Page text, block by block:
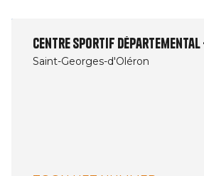
Centre sportif départemental
Saint-Georges-d'Oléron